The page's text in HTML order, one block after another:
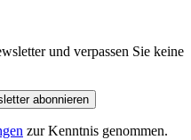
und verpassen Sie keine
abonnieren
zur Kenntnis genommen.